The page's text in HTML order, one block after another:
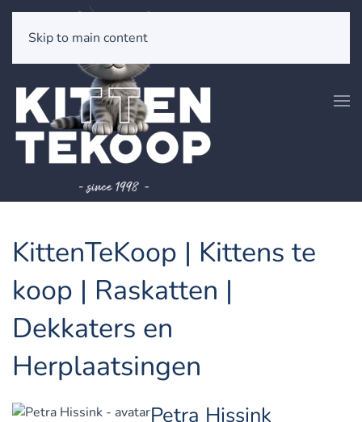
Skip to main content
KittenTeKoop | Kittens te
koop | Raskatten |
Dekkaters en
Herplaatsingen
Petra Hissink